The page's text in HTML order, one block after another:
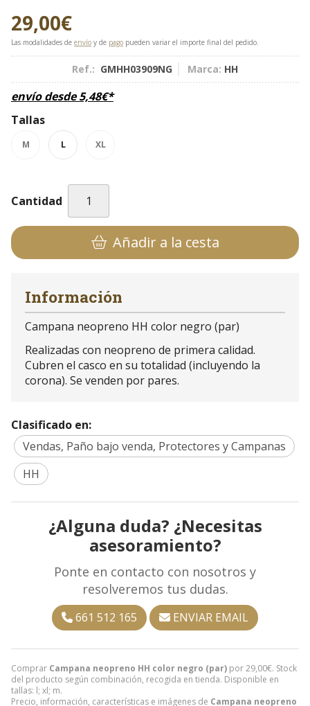
29,00€
Las modalidades de envío y de pago pueden variar el importe final del pedido.
Ref.: GMHH03909NG Marca: HH
envío desde5,48€*
Tallas
M L XL
Cantidad
Añadir a la cesta
Comprar Campana neopreno HH color negro (par) por29,00€. Stock
del producto según combinación, recogida en tienda. Disponible en
tallas: l; xl; m.
Precio, información, características e imágenes de Campana neopreno
Información
Campana neopreno HH color negro (par)
Realizadas con neopreno de primera calidad.
Cubren el casco en su totalidad (incluyendo la
corona). Se venden por pares.
Clasificado en:
Vendas, Paño bajo venda, Protectores y Campanas
HH
¿Alguna duda? ¿Necesitas
asesoramiento?
Ponte en contacto con nosotros y
resolveremos tus dudas.
661 512 165 ENVIAR EMAIL